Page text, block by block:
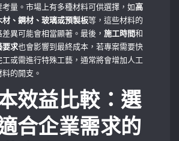
考量。市場上有多種材料可供選擇，如高
材、鋼材、玻璃或預製板等，這些材料的
差異可能會相當顯著。最後， 施工時間和
要求也會影響到最終成本，若專案需要快
工或需進行特殊工藝，通常將會增加人工
的開支。
效益比較：選
合企業需求的